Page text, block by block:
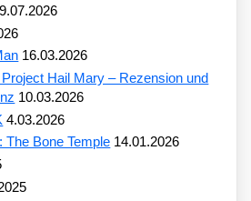
16.03.2026
Hail Mary – Rezension und
10.03.2026
4.03.2026
The Bone Temple 14.01.2026